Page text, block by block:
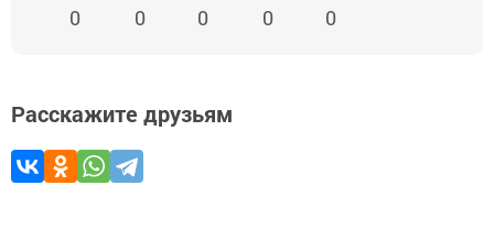
0 0 0 0 0
Расскажите друзьям